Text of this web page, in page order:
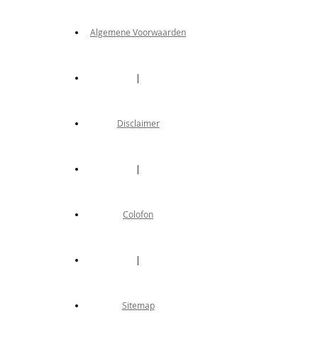
Algemene Voorwaarden
|
Disclaimer
|
Colofon
|
Sitemap